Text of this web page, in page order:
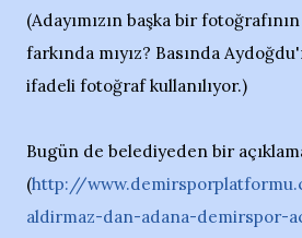
(Adayımızın başka bir
farkında mıyız? Basında
ifadeli fotoğraf kullanılıyor.)
Bugün de belediyeden bir
(http://
aldirmaz-dan-adana-demirspor-